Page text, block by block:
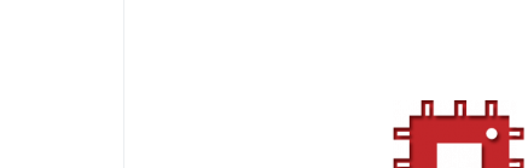
y poder
gran rendimiento